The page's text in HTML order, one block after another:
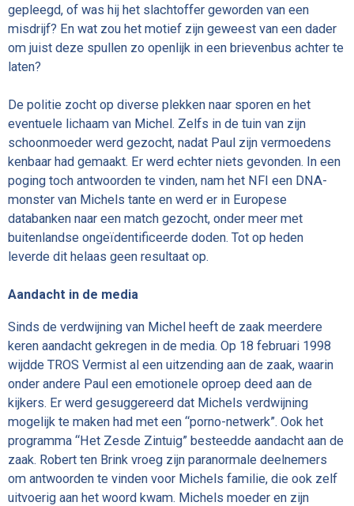
gepleegd, of was hij het slachtoffer geworden van een
misdrijf? En wat zou het motief zijn geweest van een dader
om juist deze spullen zo openlijk in een brievenbus achter te
laten?
De politie zocht op diverse plekken naar sporen en het
eventuele lichaam van Michel. Zelfs in de tuin van zijn
schoonmoeder werd gezocht, nadat Paul zijn vermoedens
kenbaar had gemaakt. Er werd echter niets gevonden. In een
poging toch antwoorden te vinden, nam het NFI een DNA-
monster van Michels tante en werd er in Europese
databanken naar een match gezocht, onder meer met
buitenlandse ongeïdentificeerde doden. Tot op heden
leverde dit helaas geen resultaat op.
Aandacht in de media
Sinds de verdwijning van Michel heeft de zaak meerdere
keren aandacht gekregen in de media. Op 18 februari 1998
wijdde TROS Vermist al een uitzending aan de zaak, waarin
onder andere Paul een emotionele oproep deed aan de
kijkers. Er werd gesuggereerd dat Michels verdwijning
mogelijk te maken had met een “porno-netwerk”. Ook het
programma “Het Zesde Zintuig” besteedde aandacht aan de
zaak. Robert ten Brink vroeg zijn paranormale deelnemers
om antwoorden te vinden voor Michels familie, die ook zelf
uitvoerig aan het woord kwam. Michels moeder en zijn